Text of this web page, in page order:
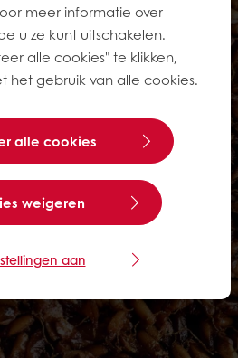
meer informatie over
u ze kunt uitschakelen.
alle cookies" te klikken,
het gebruik van alle cookies.
alle cookies
weigeren
aan